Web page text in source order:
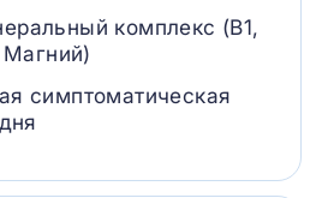
комплекс (B1,
Магний)
симптоматическая